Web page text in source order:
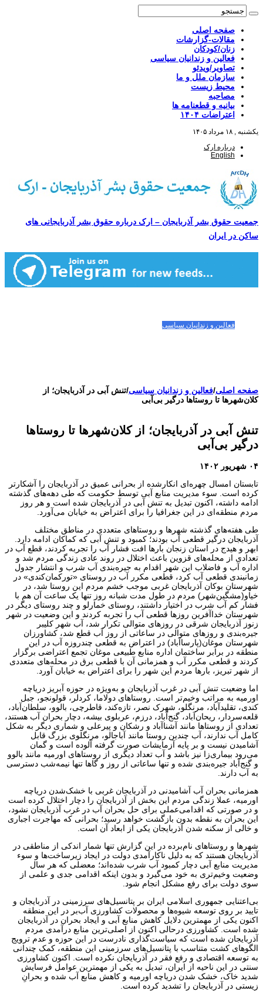
صفحه اصلی
مقالات-گزارشات
زنان/کودکان
فعالین و زندانیان سیاسی
تصاویر/ویدئو
سازمان ملل و ما
محیط زیست
مصاحبه
بیانیه و قطعنامه ها
اعتراضات ۱۴۰۴
یکشنبه , ۱۸ مرداد ۱۴۰۵
درباره ارک
English
جمعیت حقوق بشر آذربایجان – ارک درباره حقوق بشر آذربایجانی های
ساکن در ایران
فعالین و زندانیان سیاسی
صفحه اصلی/فعالین و زندانیان سیاسی/تنش آبی در آذربایجان؛ از
کلان‌شهرها تا روستاها درگیر بی‌آبی
تنش آبی در آذربایجان؛ از کلان‌شهرها تا روستاها
درگیر بی‌آبی
۰۴ شهریور ۱۴۰۲
تابستان امسال چهره‌ای انکارشده از بحرانی عمیق در آذربایجان را آشکارتر
کرده است. سوء مدیریت منابع آبی توسط حکومت که طی دهه‌های گذشته
ادامه داشته، اکنون تبدیل به تنش آبی در آذربایجان شده است و هر روز
مردم منطقه‌ای در این جغرافیا را برای اعتراض به خیابان می‌آورد.
طی هفته‌های گذشته شهرها و روستاهای متعددی در مناطق مختلف
آذربایجان درگیر قطعی آب بودند؛ کمبود و تنش آبی که کماکان ادامه دارد.
ابهر و هیدج در استان زنجان بارها افت فشار آب را تجربه کردند، قطع آب در
تعدادی از محله‌های قزوین باعث اختلال در روند عادی زندگی مردم شد و
اداره آب و فاضلاب این شهر اقدام به جیره‌بندی آب شرب و انتشار جدول
زمانبندی قطعی آب کرد، قطعی مکرر آب در روستای «تورکمان‌کندی» در
شهرستان بوکان آذربایجان غربی موجب خشم مردم این روستا شد، در
خیاو(مشگین‌شهر) مردم در طول مدت شبانه روز تنها یک ساعت آن هم با
فشار کم آب شرب در اختیار داشتند، روستای خمارلو و چند روستای دیگر در
شهرستان خداآفرین روزها قطعی آب را تجربه کردند و این وضعیت در شهر
زنوز آذربایجان شرقی در روزهای متوالی تکرار شد، آب شهر کلیبر
جیره‌بندی و روزهای متوالی در ساعاتی از روز آب قطع شد، کشاورزان
شهرستان موغان(پارساآباد) در اعتراض به قطعی چندروزه آب در این
منطقه در برابر ساختمان اداره منابع طبیعی موغان تجمع اعتراضی برگزار
کردند و قطعی مکرر آب و همزمانی آن با قطعی برق در محله‌های متعددی
از شهر تبریز، بارها مردم این شهر را برای اعتراض به خیابان آورد.
اما وضعیت تنش آبی در غرب آذربایجان و به‌ویژه در حوزه آبریز دریاچه
اورمیه به مراتب وخیم‌تر است. روستاهای دولاما، کردلر، قولونجو، جبل
کندی، تقلیدآباد، مرنگلو، شهرک نصر، تازه‌کند، قاطرچی، بالوو، سلطان‌آباد،
قلعه‌سردار، ریحان‌آباد، گنج‌آباد، درزم، عربلوی بیشه، دچار بحران آب هستند،
تعدادی از روستاها مانند آشناآباد و رشکان و پیرعلی و شماری دیگر به شکل
کامل آب ندارند، آب چندین روستا مانند آباجالو، مرنگلوی بزرگ قابل
آشامیدن نیست و بر پایه آزمایشات صورت گرفته آلوده است و گمان
می‌رود بیماری‌زا نیز باشد و آب تعداد دیگری از روستاهای اورمیه مانند بالوو
و گنج‌آباد جیره‌بندی شده و تنها ساعاتی از روز و گاها تنها نیمه‌شب دسترسی
به آب دارند.
همزمانی بحران آب آشامیدنی در آذربایجان غربی با خشک‌شدن دریاچه
اورمیه، عملا زندگی مردم این بخش از آذربایجان را دچار اختلال کرده است
و در صورتی که اقدامی‌عملی برای حل بحران آب در غرب آذربایجان نشود،
این بحران به نقطه بدون بازگشت خواهد رسید؛ بحرانی که مهاجرت اجباری
و خالی از سکنه شدن آذربایجان یکی از ابعاد آن است.
شهرها و روستاهای نام‌برده در این گزارش تنها شمار اندکی از مناطقی در
آذربایجان هستند که به دلیل ناکارآمدی دولت در ایجاد زیرساخت‌ها و سوء
مدیریت منابع آبی دچار کمبود آب شرب شده‌اند؛ معضلی که هر سال
وضعیت وخیم‌تری به خود می‌گیرد و بدون اینکه اقدامی جدی و علمی از
سوی دولت برای رفع مشکل انجام شود.
بی‌اعتنایی جمهوری اسلامی ایران بر پتانسیل‌های سرزمینی در آذربایجان و
تایید بر روی توسعه شیوه‌ها و محصولات کشاورزی آب‌بر در این منطقه
اکنون یکی از مهمترین دلایل کاهش منابع آبی و ایجاد بحران در آذربایجان
شده است. کشاورزی درحالی اکنون از اصلی‌ترین منابع درآمدی مردم
آذربایجان شده است که سیاست‌گذاری نادرست در این حوزه و عدم ترویج
الگوهای کشت متناسب با پتانسیل‌های سرزمینی این منطقه، کمک چندانی
به توسعه اقتصادی و رفع فقر در آذربایجان نکرده است. اکنون کشاورزی
سنتی در این ناحیه از ایران، تبدیل به یکی از مهمترین عوامل فرسایش
شدید خاک، خشک شدن دریاچه اورمیه و کاهش منابع آب شده و بحرانِ
زیستی در آذربایجان را تشدید کرده است.